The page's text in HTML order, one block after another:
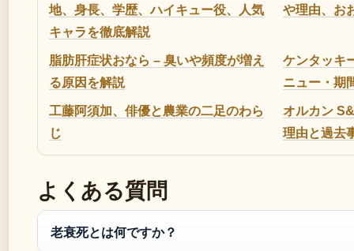
地、身長、学歴、ハイキュー役、人気
キャラを徹底解説
や理由、お
脂肪肝症状おなら – 臭いや頻度が増え
る原因を解説
ケンタッキ
ニュー・期
工藤阿須加、俳優と農業の二足のわら
じ
オルカン
理由と過去
よくある質問
老衰死とは何ですか？